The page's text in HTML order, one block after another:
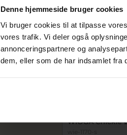
Denne hjemmeside bruger cookies
Vi bruger cookies til at tilpasse
vores trafik. Vi deler også
annonceringspartnere og
dem, eller som de har indsamlet fra
WiOGA Chickie